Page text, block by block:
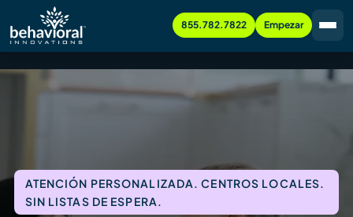
855.782.7822 Empezar
ATENCIÓN PERSONALIZADA. CENTROS LOCALES.
SIN LISTAS DE ESPERA.